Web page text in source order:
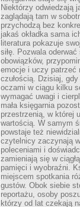
Niektórzy odwiedzają
zaglądają tam w
przychodzą bez
jakaś okładka sama
literatura pokazuje
siłę. Pozwala
obowiązków,
emocje i uczy patrzeć
czułością. Dzisiaj,
oczami w ciągu kilku
wymagać uwagi i
mała księgarnia
przestrzenią, w której
wartością. W samym
powstaje też
czytelnicy zaczynają
poleceniami i
zamieniają się w
pamięci i wyobraźni.
miejscem spotkania
gustów. Obok siebie
reportażu, osoby
którzy od lat czekają